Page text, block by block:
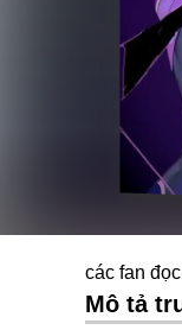
các fan
Mô tả